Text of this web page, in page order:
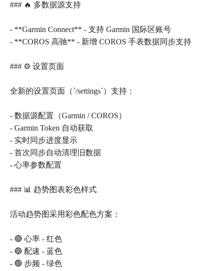
### 🔥 多数据源支持
- **Garmin Connect** - 支持 Garmin 国际区账号
- **COROS 高驰** - 新增 COROS 手表数据同步支持
### ⚙️ 设置页面
全新的设置页面（`/settings`）支持：
- 数据源配置（Garmin / COROS）
- Garmin Token 自动获取
- 实时同步进度显示
- 首次同步自动清理旧数据
- 心率参数配置
### 📊 趋势图表彩色样式
活动趋势图采用彩色配色方案：
- 🔴 心率 - 红色
- 🔵 配速 - 蓝色
- 🟢 步频 - 绿色